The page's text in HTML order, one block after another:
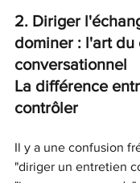
2. Diriger
dominer : l'art du
conversationnel
La différence
contrôler
Il y a une confusion
"diriger un entretien